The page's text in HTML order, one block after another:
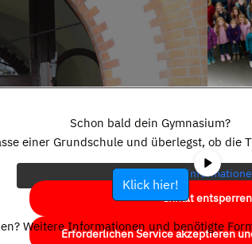
eigentlichen Inhalt zuzugreifen, klicken Sie
Bitte beachten Sie, dass dabei Daten an
werden.
Mehr
Inhalt entsperren
Erforderlichen Service akzeptieren
Schon bald dein Gymnasium?
einer Grundschule und überlegst, ob die
Klick hier!
Weitere Informationen und benötigte